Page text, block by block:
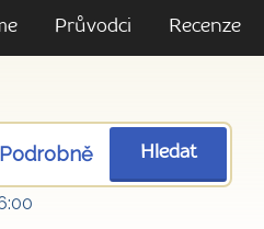
Průvodci Recenze
Podrobně Hledat